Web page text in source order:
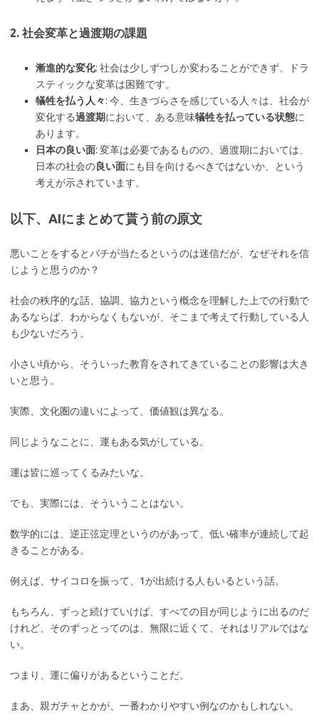
2. 社会変革と過渡期の課題
漸進的な変化: 社会は少しずつしか変わることができず、ドラ
スティックな変革は困難です。
犠牲を払う人々: 今、生きづらさを感じている人々は、社会が
変化する過渡期において、ある意味犠牲を払っている状態に
あります。
日本の良い面: 変革は必要であるものの、過渡期においては、
日本の社会の良い面にも目を向けるべきではないか、という
考えが示されています。
以下、AIにまとめて貰う前の原文
悪いことをするとバチが当たるというのは迷信だが、なぜそれを信
じようと思うのか？
社会の秩序的な話、協調、協力という概念を理解した上での行動で
あるならば、わからなくもないが、そこまで考えて行動している人
も少ないだろう。
小さい頃から、そういった教育をされてきていることの影響は大き
いと思う。
実際、文化圏の違いによって、価値観は異なる。
同じようなことに、運もある気がしている。
運は皆に巡ってくるみたいな。
でも、実際には、そういうことはない。
数学的には、逆正弦定理というのがあって、低い確率が連続して起
きることがある。
例えば、サイコロを振って、1が出続ける人もいるという話。
もちろん、ずっと続けていけば、すべての目が同じように出るのだ
けれど、そのずっとってのは、無限に近くて、それはリアルではな
い。
つまり、運に偏りがあるということだ。
まあ、親ガチャとかが、一番わかりやすい例なのかもしれない。